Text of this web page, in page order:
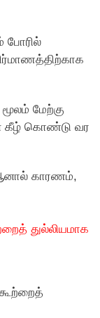
போரில்
மேற்கு
கீழ் கொண்டு வர
காரணம்,
துல்லியமாக